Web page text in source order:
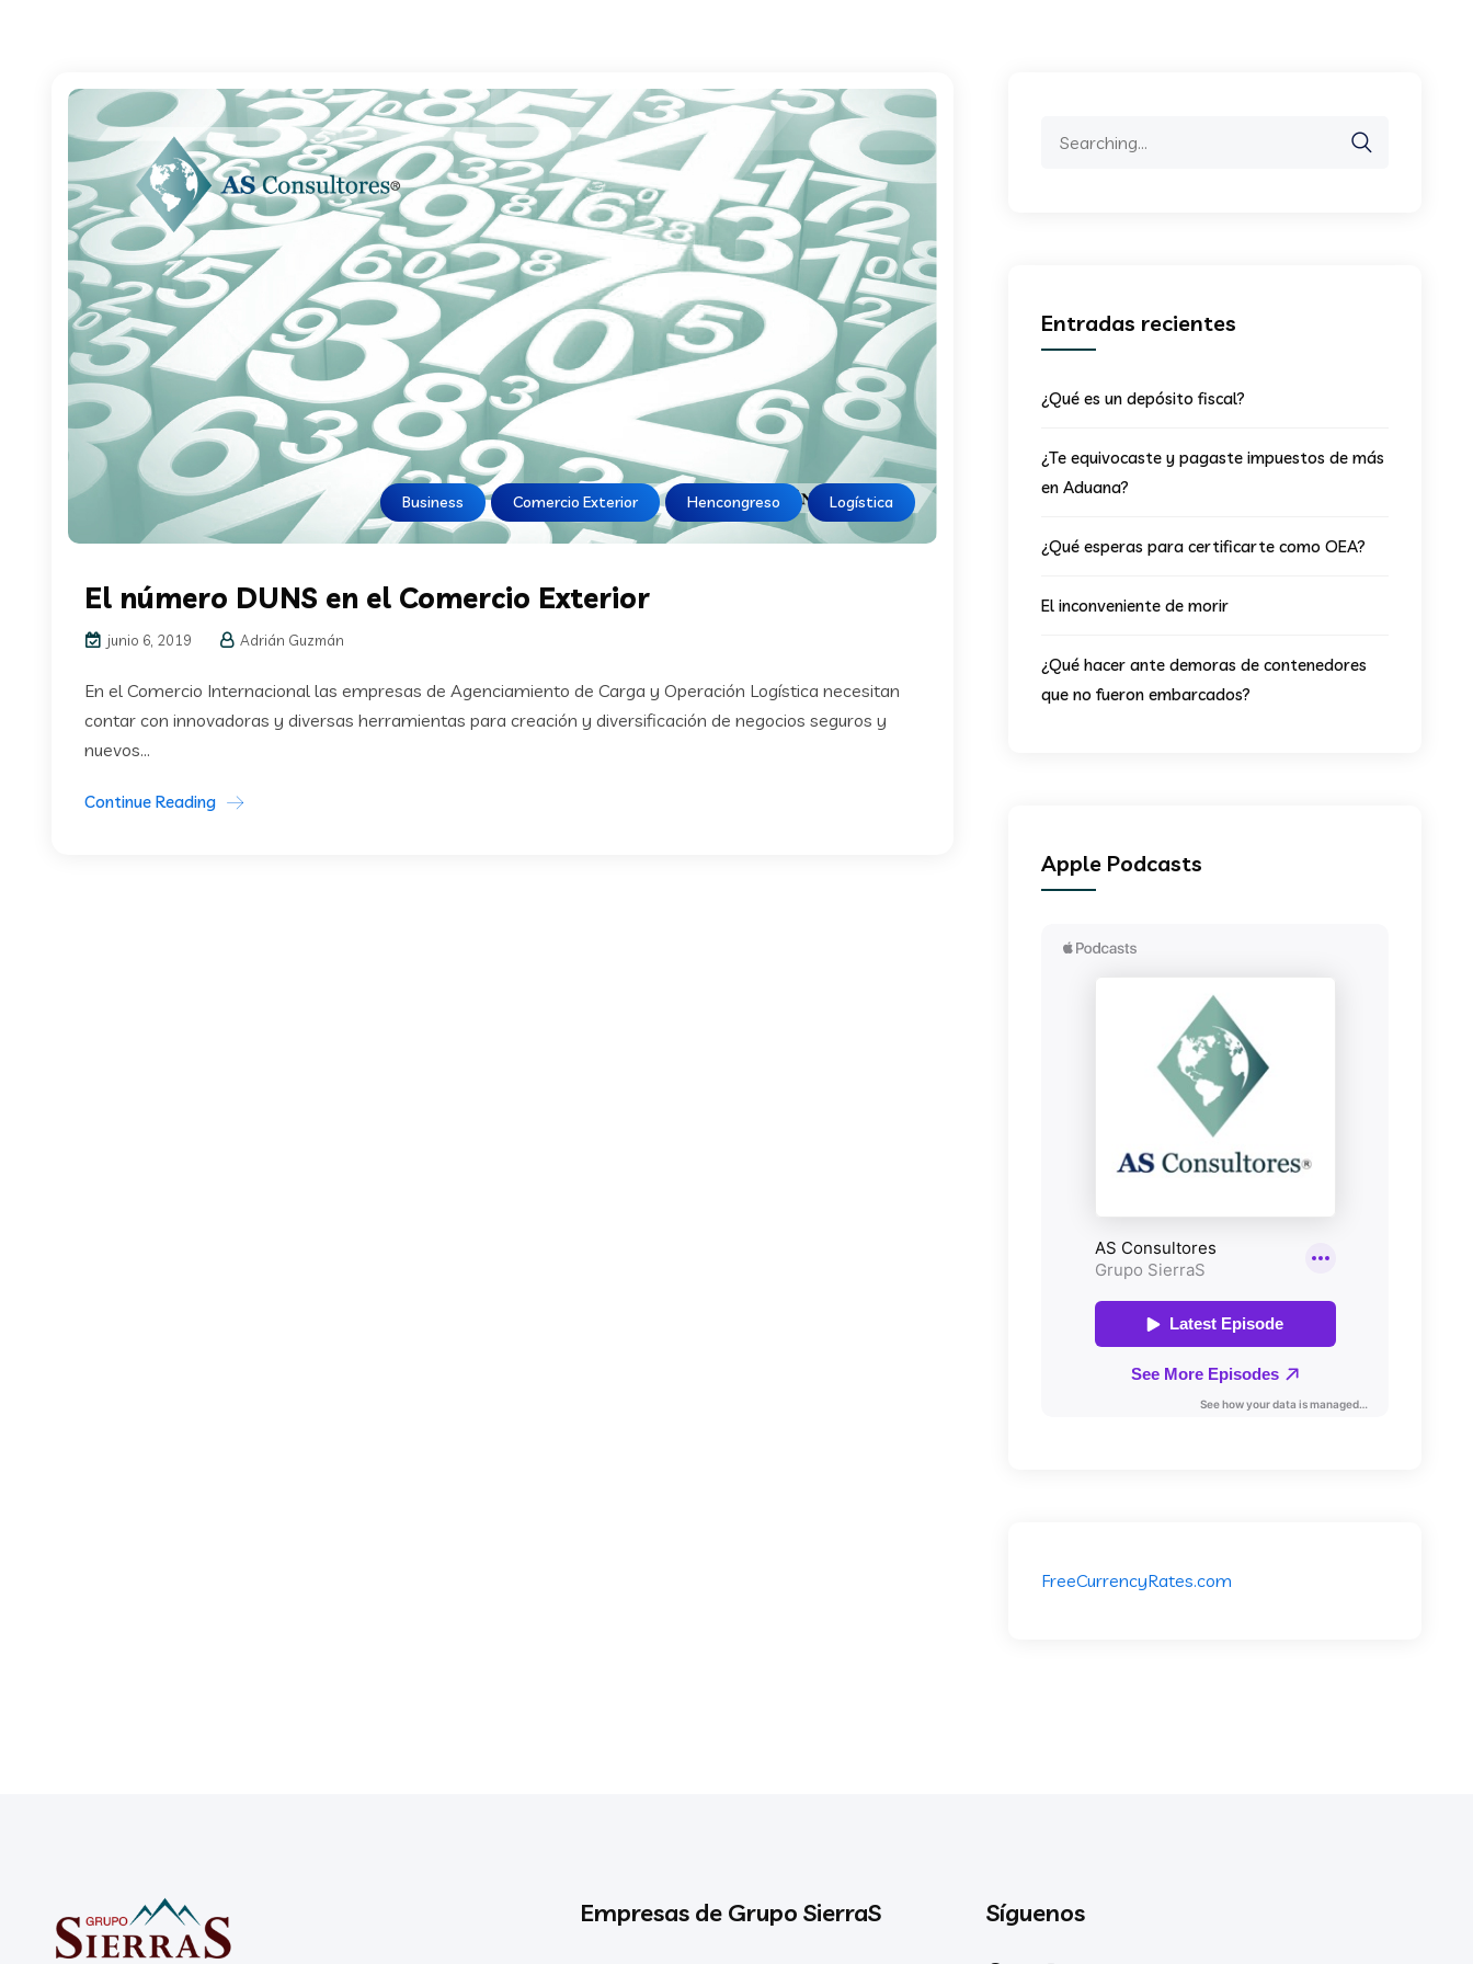
Business Comercio Exterior Hencongreso Logística
El número DUNS en el Comercio Exterior
junio 6, 2019 Adrián Guzmán
En el Comercio Internacional las empresas de Agenciamiento de Carga y Operación Logística necesitan
contar con innovadoras y diversas herramientas para creación y diversificación de negocios seguros y
nuevos...
Continue Reading
Entradas recientes
¿Qué es un depósito fiscal?
¿Te equivocaste y pagaste impuestos de más
en Aduana?
¿Qué esperas para certificarte como OEA?
El inconveniente de morir
¿Qué hacer ante demoras de contenedores
que no fueron embarcados?
Apple Podcasts
FreeCurrencyRates.com
Empresas de Grupo SierraS Síguenos